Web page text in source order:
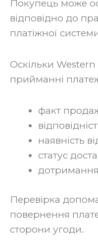
Покупець може
відповідно до
платіжної
Оскільки
прийманні
факт
наявність
статус
Перевірка
повернення
сторони угоди.